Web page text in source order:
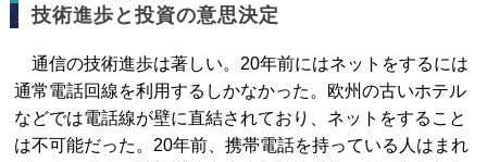
技術進歩と投資の意思決定
通信の技術進歩は著しい。20年前にはネットをするには
通常電話回線を利用するしかなかった。欧州の古いホテル
などでは電話線が壁に直結されており、ネットをすること
は不可能だった。20年前、携帯電話を持っている人はまれ